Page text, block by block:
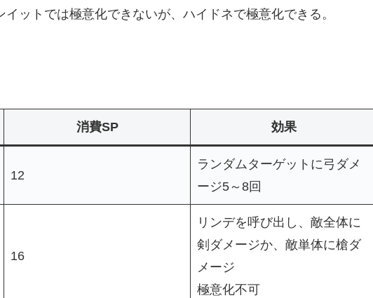
ットでは極意化できないが、ハイドネで極意化できる。
消費SP 効果
12
ランダムターゲットに弓ダメ
ージ5～8回
16
リンデを呼び出し、敵全体に
剣ダメージか、敵単体に槍ダ
メージ
極意化不可